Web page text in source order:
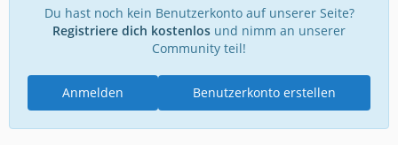
Du hast noch kein Benutzerkonto auf unserer Seite?
Registriere dich kostenlos und nimm an unserer
Community teil!
Benutzerkonto erstellen
Anmelden